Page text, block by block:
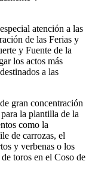
atención a las
de las Ferias y
y Fuente de la
los actos más
a las
gran concentración
la plantilla de la
como la
de carrozas, el
y verbenas o los
toros en el Coso de